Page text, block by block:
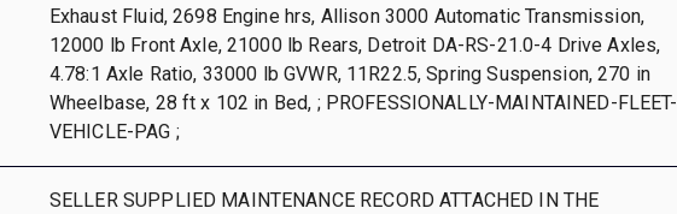
Exhaust Fluid, 2698 Engine hrs, Allison 3000 Automatic Transmission,
12000 lb Front Axle, 21000 lb Rears, Detroit DA-RS-21.0-4 Drive Axles,
4.78:1 Axle Ratio, 33000 lb GVWR, 11R22.5, Spring Suspension, 270 in
Wheelbase, 28 ft x 102 in Bed, ; PROFESSIONALLY-MAINTAINED-FLEET-
VEHICLE-PAG ;
SELLER SUPPLIED MAINTENANCE RECORD ATTACHED IN THE